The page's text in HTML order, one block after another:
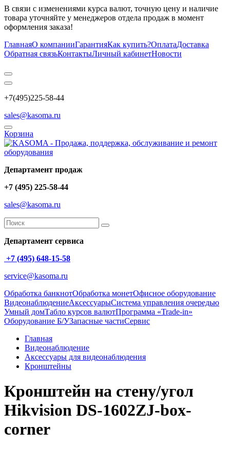
В связи с изменениями курса валют, точную цену и наличие
товара уточняйте у менеджеров отдела продаж в момент
оформления заказа!
ГлавнаяО компанииГарантияКак купить?ОплатаДоставка
Обратная связьКонтактыЛичный кабинетНовости
+7(495)225-58-44
sales@kasoma.ru
Корзина
Департамент продаж
+7 (495) 225-58-44
sales@kasoma.ru
Департамент сервиса
+7 (495) 648-15-58
service@kasoma.ru
Обработка банкнотОбработка монетОфисное оборудование
ВидеонаблюдениеАксессуарыСистема управления очередью
Умный домТабло курсов валютПрограмма «Trade-in»
Оборудование Б/УЗапасные частиСервис
Главная
Видеонаблюдение
Аксессуары для видеонаблюдения
Кронштейны
Кронштейн на стену/угол
Hikvision DS-1602ZJ-box-
corner